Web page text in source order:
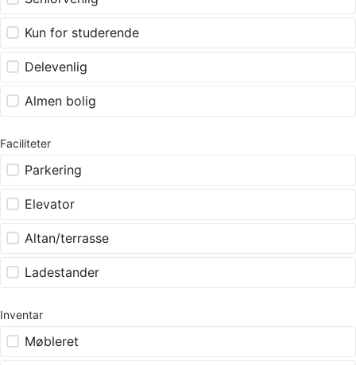
Kun for studerende
Delevenlig
Almen bolig
Faciliteter
Parkering
Elevator
Altan/terrasse
Ladestander
Inventar
Møbleret